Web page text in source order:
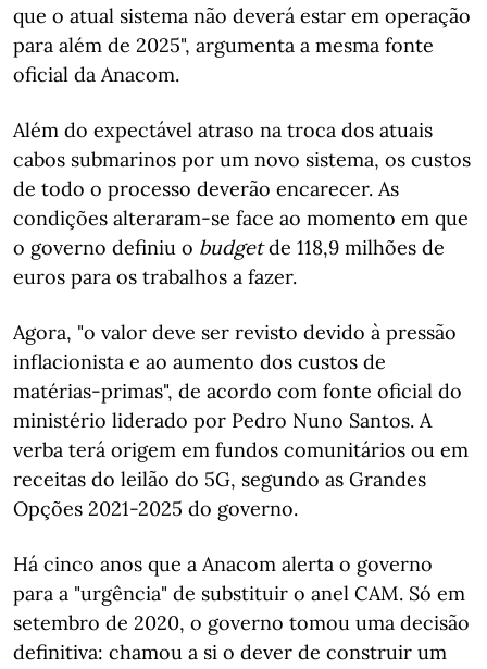
que o atual sistema não deverá estar em operação
para além de 2025", argumenta a mesma fonte
oficial da Anacom.
Além do expectável atraso na troca dos atuais
cabos submarinos por um novo sistema, os custos
de todo o processo deverão encarecer. As
condições alteraram-se face ao momento em que
o governo definiu o budgetde 118,9 milhões de
euros para os trabalhos a fazer.
Agora, "o valor deve ser revisto devido à pressão
inflacionista e ao aumento dos custos de
matérias-primas", de acordo com fonte oficial do
ministério liderado por Pedro Nuno Santos. A
verba terá origem em fundos comunitários ou em
receitas do leilão do 5G, segundo as Grandes
Opções 2021-2025 do governo.
Há cinco anos que a Anacom alerta o governo
para a "urgência" de substituir o anel CAM. Só em
setembro de 2020, o governo tomou uma decisão
definitiva: chamou a si o dever de construir um